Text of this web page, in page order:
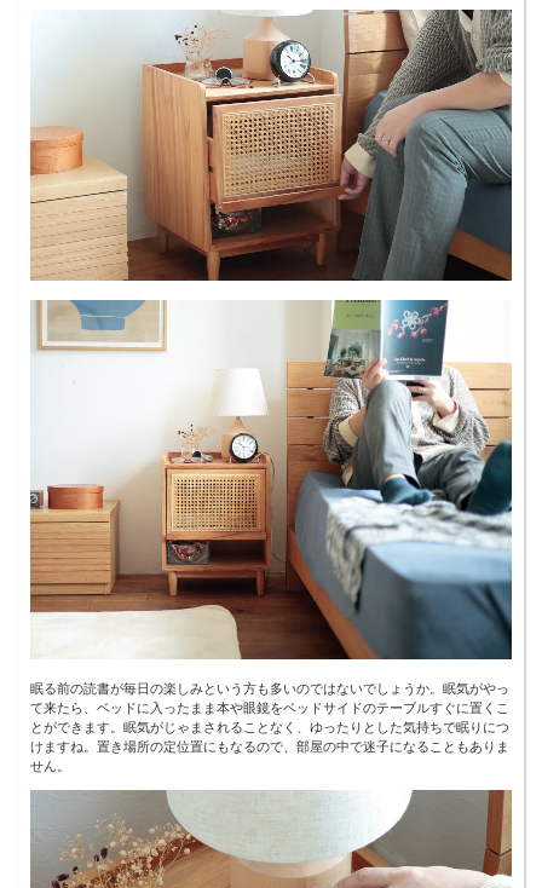
眠る前の読書が毎日の楽しみという方も多いのではないでしょうか。眠気がやっ
て来たら、ベッドに入ったまま本や眼鏡をベッドサイドのテーブルすぐに置くこ
とができます。眠気がじゃまされることなく、ゆったりとした気持ちで眠りにつ
けますね。置き場所の定位置にもなるので、部屋の中で迷子になることもありま
せん。